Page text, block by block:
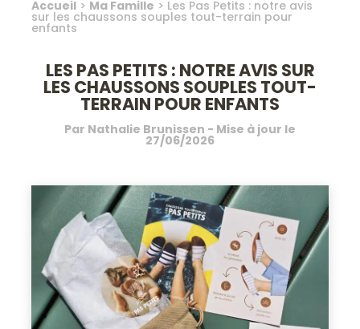
Accueil > Ma Famille > Les Pas Petits : notre avis
sur les chaussons souples tout-terrain pour
enfants
LES PAS PETITS : NOTRE AVIS SUR
LES CHAUSSONS SOUPLES TOUT-
TERRAIN POUR ENFANTS
Par Nathalie Brunissen - Mise à jour le
27/06/2026